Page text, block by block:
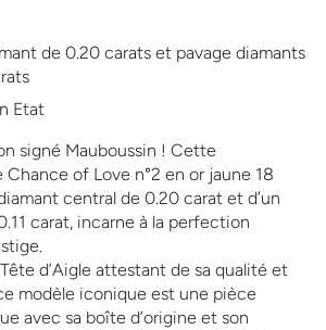
de 0.20 carats et pavage diamants
Etat
signé Mauboussin ! Cette
Chance of Love n°2 en or jaune 18
central de 0.20 carat et d’un
carat, incarne à la perfection
d’Aigle attestant de sa qualité et
modèle iconique est une pièce
avec sa boîte d’origine et son